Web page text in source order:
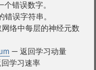
错误数字。
误字符串。
络中每层的神经元数
— 返回学习动量
学习速率